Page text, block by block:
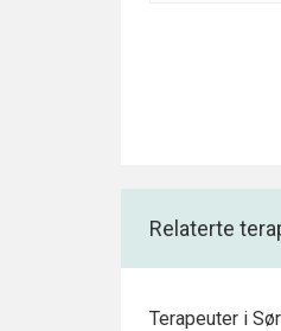
Relaterte
Terapeuter i